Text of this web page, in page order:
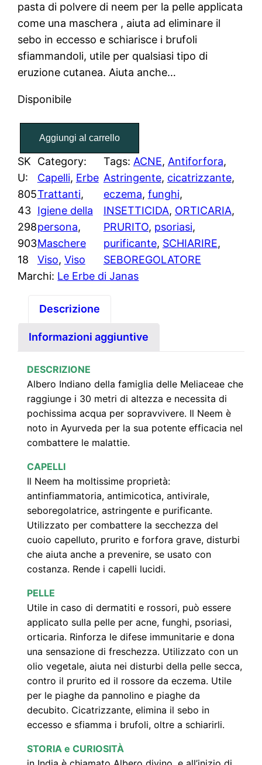
pasta di polvere di neem per la pelle applicata
come una maschera , aiuta ad eliminare il
sebo in eccesso e schiarisce i brufoli
sfiammandoli, utile per qualsiasi tipo di
eruzione cutanea. Aiuta anche…
Disponibile
N
e
m
B
I
O
(
1
0
Aggiungi al carrello
SK
U:
805
43
298
903
18
Category:
Capelli, Erbe
Trattanti
Igiene della
persona
Maschere
Viso, Viso
Tags: ACNE, Antiforfora
Astringente, cicatrizzante
eczema, funghi
INSETTICIDA, ORTICARIA
PRURITO, psoriasi
purificante, SCHIARIRE
SEBOREGOLATORE
Marchi: Le Erbe di Janas
Descrizione
Informazioni aggiuntive
DESCRIZIONE
Albero Indiano della famiglia delle Meliaceae che
raggiunge i 30 metri di altezza e necessita di
pochissima acqua per sopravvivere. Il Neem è
noto in Ayurveda per la sua potente efficacia nel
combattere le malattie.
CAPELLI
Il Neem ha moltissime proprietà:
antinfiammatoria, antimicotica, antivirale,
seboregolatrice, astringente e purificante.
Utilizzato per combattere la secchezza del
cuoio capelluto, prurito e forfora grave, disturbi
che aiuta anche a prevenire, se usato con
costanza. Rende i capelli lucidi.
PELLE
Utile in caso di dermatiti e rossori, può essere
applicato sulla pelle per acne, funghi, psoriasi,
orticaria. Rinforza le difese immunitarie e dona
una sensazione di freschezza. Utilizzato con un
olio vegetale, aiuta nei disturbi della pelle secca,
contro il prurito ed il rossore da eczema. Utile
per le piaghe da pannolino e piaghe da
decubito. Cicatrizzante, elimina il sebo in
eccesso e sfiamma i brufoli, oltre a schiarirli.
STORIA e CURIOSITÀ